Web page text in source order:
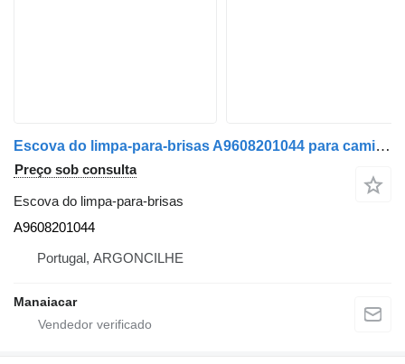
Escova do limpa-para-brisas A9608201044 para camião tractor Mercedes-Benz ACTROS MP4 | 11
Preço sob consulta
Escova do limpa-para-brisas
A9608201044
Portugal, ARGONCILHE
Manaiacar